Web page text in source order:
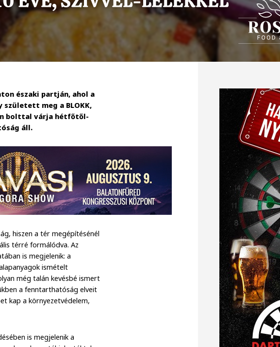
északi partján, ahol a
meg a BLOKK,
bolttal várja hétfőtől-
áll.
hiszen a tér megépítésénél
térré formálódva. Az
is megjelenik: a
ismételt
még talán kevésbé ismert
a fenntarthatóság elveit
kap a környezetvédelem,
is megjelenik a